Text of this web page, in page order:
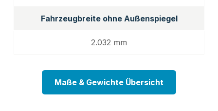
Fahrzeugbreite ohne Außenspiegel
2.032 mm
Maße & Gewichte Übersicht